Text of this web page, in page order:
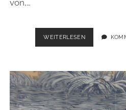
von,…
WEITERLESENPFINGSTEN
–
ÖKUMENE
–
2.
TIM.